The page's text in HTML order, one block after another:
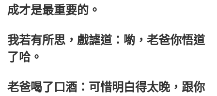
成才是最重要的。
我若有所思，戲謔道：喲，老爸你悟道
了哈。
老爸喝了口酒：可惜明白得太晚，跟你